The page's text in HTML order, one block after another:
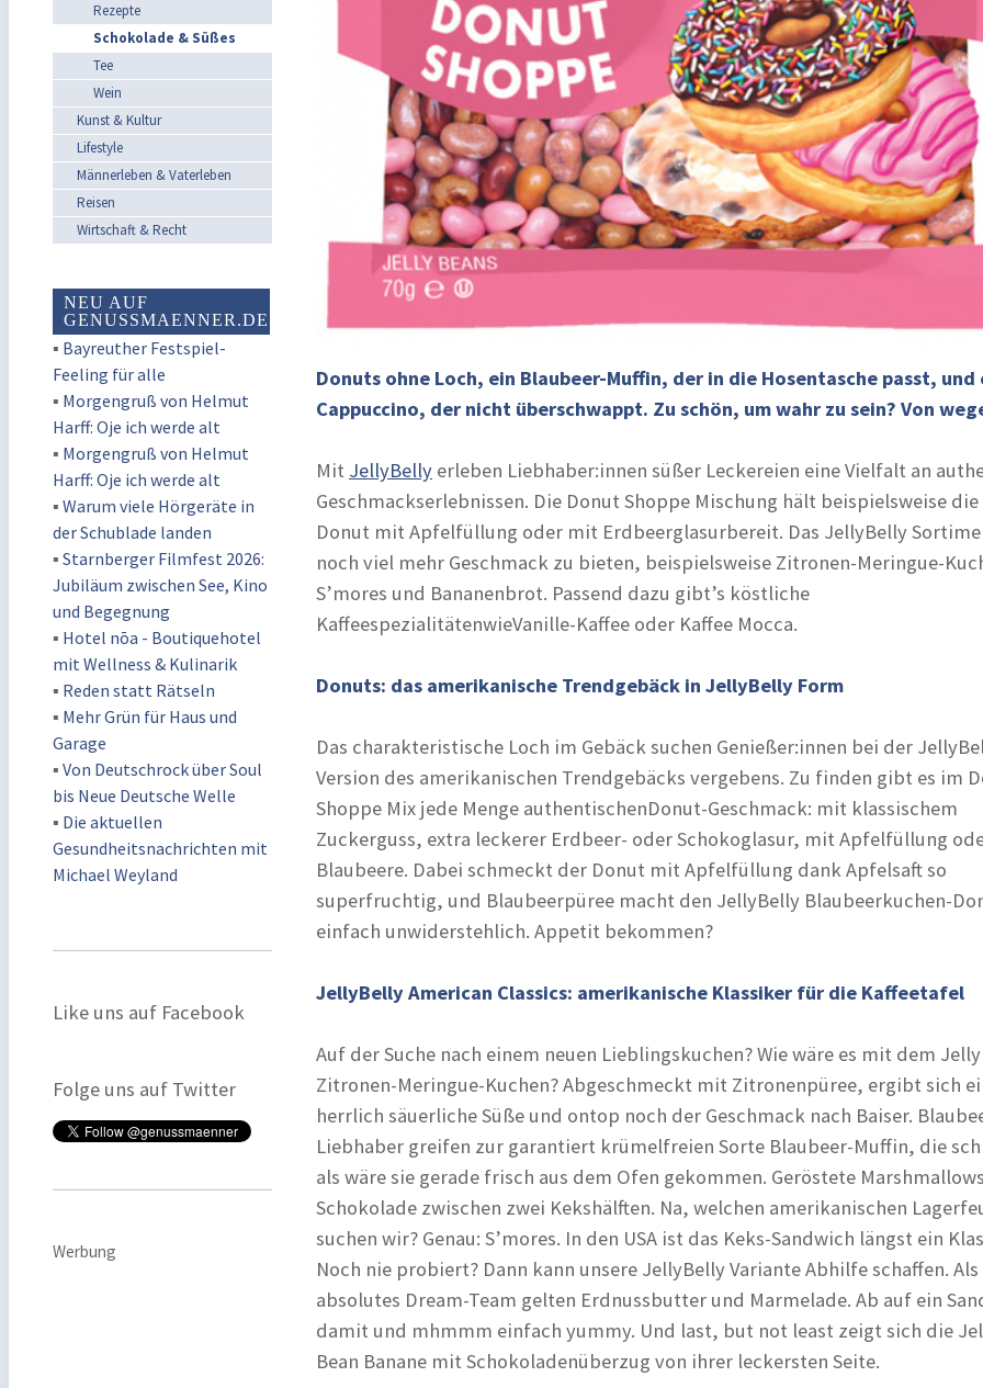
Rezepte
Schokolade & Süßes
Tee
Wein
Kunst & Kultur
Lifestyle
Männerleben & Vaterleben
Reisen
Wirtschaft & Recht
NEU AUF
GENUSSMAENNER.DE
▪ Bayreuther Festspiel-
Feeling für alle
▪ Morgengruß von Helmut
Harff: Oje ich werde alt
▪ Morgengruß von Helmut
Harff: Oje ich werde alt
▪ Warum viele Hörgeräte in
der Schublade landen
▪ Starnberger Filmfest 2026:
Jubiläum zwischen See, Kino
und Begegnung
▪ Hotel nōa - Boutiquehotel
mit Wellness & Kulinarik
▪ Reden statt Rätseln
▪ Mehr Grün für Haus und
Garage
▪ Von Deutschrock über Soul
bis Neue Deutsche Welle
▪ Die aktuellen
Gesundheitsnachrichten mit
Michael Weyland
Like uns auf Facebook
Folge uns auf Twitter
Werbung
Donuts ohne Loch, ein Blaubeer-Muffin, der in die Hosentasche passt, und
Cappuccino, der nicht überschwappt. Zu schön, um wahr zu sein? Von
Mit JellyBelly erleben Liebhaber:innen süßer Leckereien eine Vielfalt an
Geschmackserlebnissen. Die Donut Shoppe Mischung hält beispielsweise
Donut mit Apfelfüllung oder mit Erdbeerglasurbereit. Das JellyBelly
noch viel mehr Geschmack zu bieten, beispielsweise Zitronen-Meringue-
S’mores und Bananenbrot. Passend dazu gibt’s köstliche
KaffeespezialitätenwieVanille-Kaffee oder Kaffee Mocca.
Donuts: das amerikanische Trendgebäck in JellyBelly Form
Das charakteristische Loch im Gebäck suchen Genießer:innen bei der
Version des amerikanischen Trendgebäcks vergebens. Zu finden gibt es im
Shoppe Mix jede Menge authentischenDonut-Geschmack: mit klassischem
Zuckerguss, extra leckerer Erdbeer- oder Schokoglasur, mit Apfelfüllung
Blaubeere. Dabei schmeckt der Donut mit Apfelfüllung dank Apfelsaft so
superfruchtig, und Blaubeerpüree macht den JellyBelly Blaubeerkuchen-
einfach unwiderstehlich. Appetit bekommen?
JellyBelly American Classics: amerikanische Klassiker für die Kaffeetafel
Auf der Suche nach einem neuen Lieblingskuchen? Wie wäre es mit dem
Zitronen-Meringue-Kuchen? Abgeschmeckt mit Zitronenpüree, ergibt sich
herrlich säuerliche Süße und ontop noch der Geschmack nach Baiser.
Liebhaber greifen zur garantiert krümelfreien Sorte Blaubeer-Muffin, die
als wäre sie gerade frisch aus dem Ofen gekommen. Geröstete
Schokolade zwischen zwei Kekshälften. Na, welchen amerikanischen
suchen wir? Genau: S’mores. In den USA ist das Keks-Sandwich längst ein
Noch nie probiert? Dann kann unsere JellyBelly Variante Abhilfe schaffen. Als
absolutes Dream-Team gelten Erdnussbutter und Marmelade. Ab auf ein
damit und mhmmm einfach yummy. Und last, but not least zeigt sich die
Bean Banane mit Schokoladenüberzug von ihrer leckersten Seite.